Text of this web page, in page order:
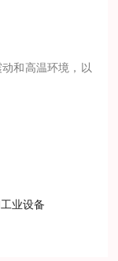
和高温环境，以
业设备